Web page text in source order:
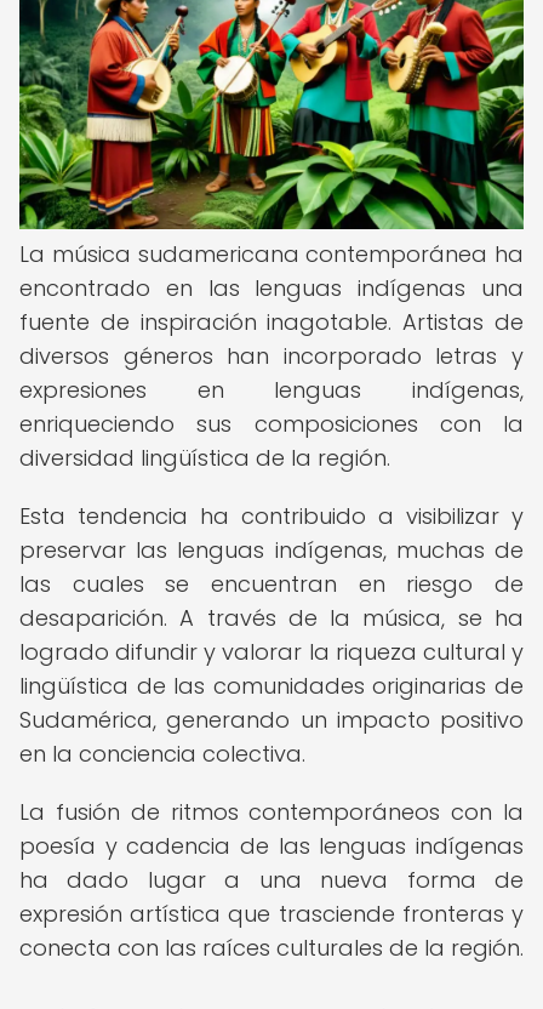
La música sudamericana contemporánea ha
encontrado en las lenguas indígenas una
fuente de inspiración inagotable. Artistas de
diversos géneros han incorporado letras y
expresiones en lenguas indígenas,
enriqueciendo sus composiciones con la
diversidad lingüística de la región.
Esta tendencia ha contribuido a visibilizar y
preservar las lenguas indígenas, muchas de
las cuales se encuentran en riesgo de
desaparición. A través de la música, se ha
logrado difundir y valorar la riqueza cultural y
lingüística de las comunidades originarias de
Sudamérica, generando un impacto positivo
en la conciencia colectiva.
La fusión de ritmos contemporáneos con la
poesía y cadencia de las lenguas indígenas
ha dado lugar a una nueva forma de
expresión artística que trasciende fronteras y
conecta con las raíces culturales de la región.